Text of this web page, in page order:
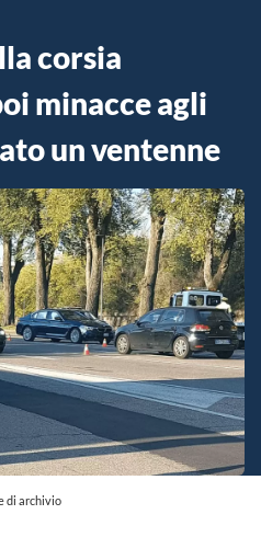
corsia
minacce agli
un ventenne
di archivio